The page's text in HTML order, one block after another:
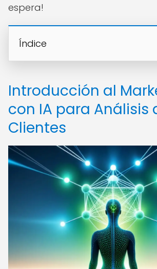
espera!
Índice
Introducción al
con IA para Análisis
Clientes